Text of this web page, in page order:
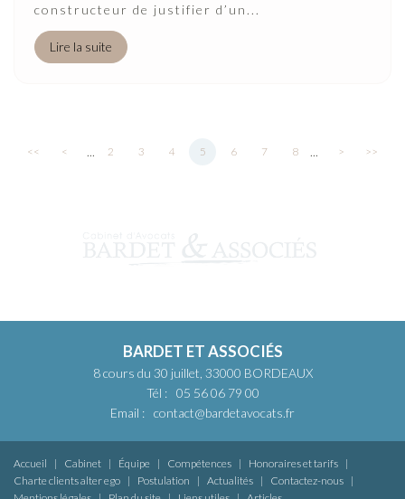
constructeur de justifier d’un...
Lire la suite
<< < ... 2 3 4 5 6 7 8 ... > >>
BARDET ET ASSOCIÉS
8 cours du 30 juillet, 33000 BORDEAUX
Tél : 05 56 06 79 00
Email : contact@bardetavocats.fr
Accueil Cabinet Équipe Compétences
Honoraires et tarifs
Charte clients alter ego
Postulation Actualités
Contactez-nous